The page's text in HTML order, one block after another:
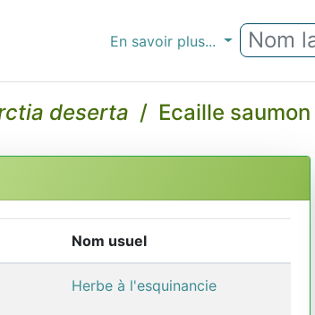
En savoir plus...
deserta / Ecaille saumon
Nom usuel
Herbe à l'esquinancie